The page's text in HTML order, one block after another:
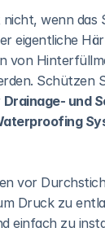
nicht, wenn das
eigentliche
von
Schützen
Drainage- und
vor
Druck zu
einfach zu